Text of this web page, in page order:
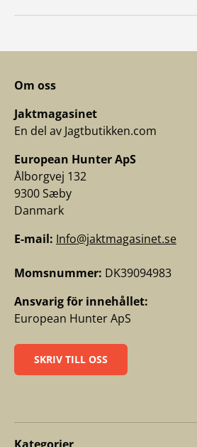
Om oss
Jaktmagasinet
En del av Jagtbutikken.com
European Hunter ApS
Ålborgvej 132
9300 Sæby
Danmark
E-mail: Info@jaktmagasinet.se
Momsnummer: DK39094983
Ansvarig för innehållet:
European Hunter ApS
SKRIV TILL OSS